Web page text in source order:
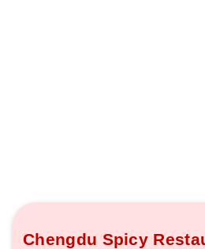
Chengdu Spicy